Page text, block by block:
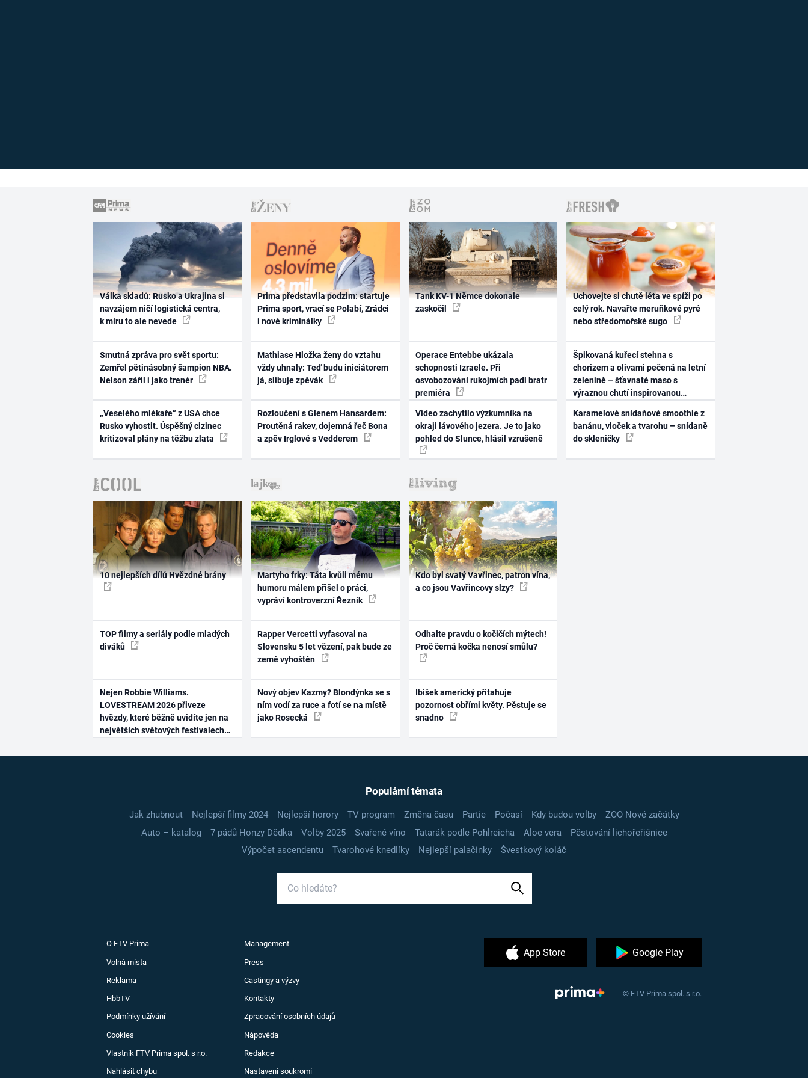
Válka skladů: Rusko a Ukrajina si
navzájem ničí logistická centra,
k míru to ale nevede
Smutná zpráva pro svět sportu:
Zemřel pětinásobný šampion NBA.
Nelson zářil i jako trenér
„Veselého mlékaře“ z USA chce
Rusko vyhostit. Úspěšný cizinec
kritizoval plány na těžbu zlata
Prima představila podzim: startuje
Prima sport, vrací se Polabí, Zrádci
i nové kriminálky
Mathiase Hložka ženy do vztahu
vždy uhnaly: Teď budu iniciátorem
já, slibuje zpěvák
Rozloučení s Glenem Hansardem:
Proutěná rakev, dojemná řeč Bona
a zpěv Irglové s Vedderem
Tank KV-1 Němce dokonale
zaskočil
Operace Entebbe ukázala
schopnosti Izraele. Při
osvobozování rukojmích padl bratr
premiéra
Video zachytilo výzkumníka na
okraji lávového jezera. Je to jako
pohled do Slunce, hlásil vzrušeně
Uchovejte si chutě léta ve spíži po
celý rok. Navařte meruňkové pyré
nebo středomořské sugo
Špikovaná kuřecí stehna s
chorizem a olivami pečená na letní
zelenině – šťavnaté maso s
výraznou chutí inspirovanou
Karamelové snídaňové smoothie z
banánu, vloček a tvarohu – snídaně
do skleničky
10 nejlepších dílů Hvězdné brány
TOP filmy a seriály podle mladých
diváků
Nejen Robbie Williams.
LOVESTREAM 2026 přiveze
hvězdy, které běžně uvidíte jen na
největších světových festivalech
Martyho frky: Táta kvůli mému
humoru málem přišel o práci,
vypráví kontroverzní Řezník
Rapper Vercetti vyfasoval na
Slovensku 5 let vězení, pak bude ze
země vyhoštěn
Nový objev Kazmy? Blondýnka se s
ním vodí za ruce a fotí se na místě
jako Rosecká
Kdo byl svatý Vavřinec, patron vína,
a co jsou Vavřincovy slzy?
Odhalte pravdu o kočičích mýtech!
Proč černá kočka nenosí smůlu?
Ibišek americký přitahuje
pozornost obřími květy. Pěstuje se
snadno
Populární témata
Jak zhubnout Nejlepší filmy 2024 Nejlepší horory TV program Změna času Partie Počasí Kdy budou volby
ZOO Nové začátky
Auto – katalog
7 pádů Honzy Dědka Volby 2025 Svařené víno Tatarák podle Pohlreicha Aloe vera
Pěstování lichořeřišnice
Výpočet ascendentu
Tvarohové knedlíky Nejlepší palačinky Švestkový koláč
O FTV Prima Management
Volná místa Press
Reklama Castingy a výzvy
HbbTV Kontakty
Podmínky užívání Zpracování osobních údajů
Cookies Nápověda
Vlastník FTV Prima spol. s r.o. Redakce
Nahlásit chybu Nastavení soukromí
App Store Google Play
© FTV Prima spol. s r.o.